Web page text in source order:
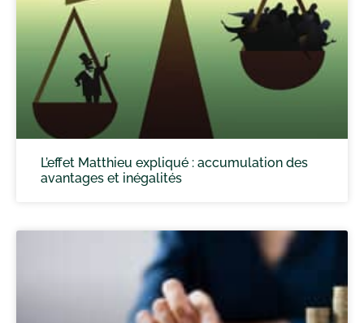
L’effet Matthieu expliqué : accumulation des
avantages et inégalités